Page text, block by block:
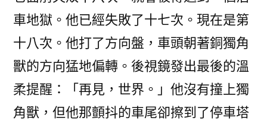
車地獄。他已經失敗了十七次。現在是第
十八次。他打了方向盤，車頭朝著銅獨角
獸的方向猛地偏轉。後視鏡發出最後的溫
柔提醒：「再見，世界。」他沒有撞上獨
角獸，但他那顫抖的車尾卻擦到了停車塔